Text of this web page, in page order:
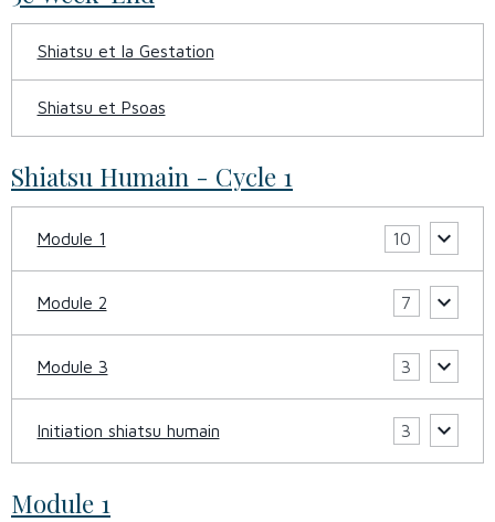
Shiatsu et la Gestation
Shiatsu et Psoas
Shiatsu Humain - Cycle 1
Module 1 10
Module 2 7
Module 3 3
Initiation shiatsu humain 3
Module 1